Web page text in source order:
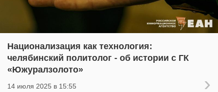
Национализация как технология:
челябинский политолог - об истории с ГК
«Южуралзолото»
14 июля 2025 в 15:55